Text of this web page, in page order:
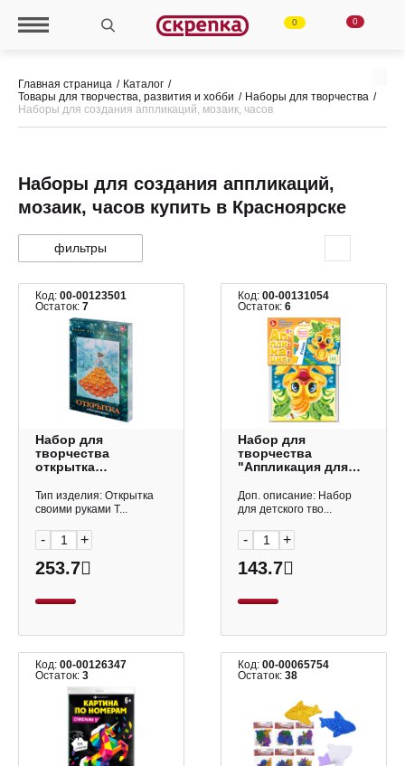
0 0
Главная страница
Каталог
Товары для творчества, развития и хобби
Наборы для творчества
Наборы для создания аппликаций, мозаик, часов
Наборы для создания аппликаций,
мозаик, часов купить в Красноярске
фильтры
Код: 00-00123501
Остаток: 7
Набор для
творчества
открытка
ОТК-14 Волшебная
мастерская
Тип изделия: Открытка
своими руками Т...
- +
253.7
Код:00-00131054
Остаток:6
Набор для
творчества
"Аппликация для
18*25см, 4цв.,
200эл. 05338
Королевство
Доп. описание: Набор
для детского тво...
- +
143.7
Код: 00-00126347
Остаток: 3
Код:00-00065754
Остаток:38